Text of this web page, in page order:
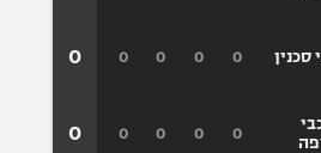
סכנין 0
0
0
0
0
0
0
0
0
0